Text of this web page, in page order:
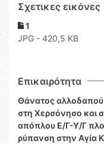
Σχετικες εικόνες
1
JPG - 420,5 KB
Επικαιρότητα
Θάνατος
στη Χερσόνησο και
απόπλου Ε/Γ-Υ/Γ
ρύπανση στην Αγία